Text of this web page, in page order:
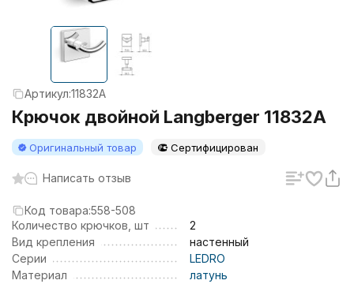
Артикул:11832A
Крючок двойной Langberger 11832A
Оригинальный товар Сертифицирован
Написать отзыв
Код товара:558-508
Количество крючков, шт
2
Вид крепления
настенный
Серии
LEDRO
Материал
латунь